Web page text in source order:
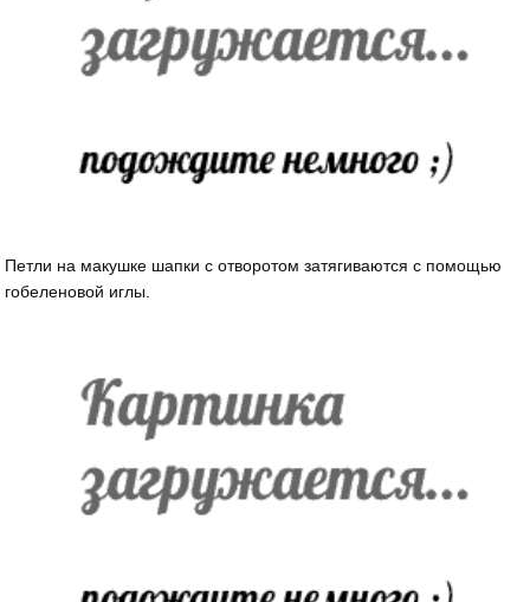
Петли на макушке шапки с отворотом затягиваются с помощью
гобеленовой иглы.